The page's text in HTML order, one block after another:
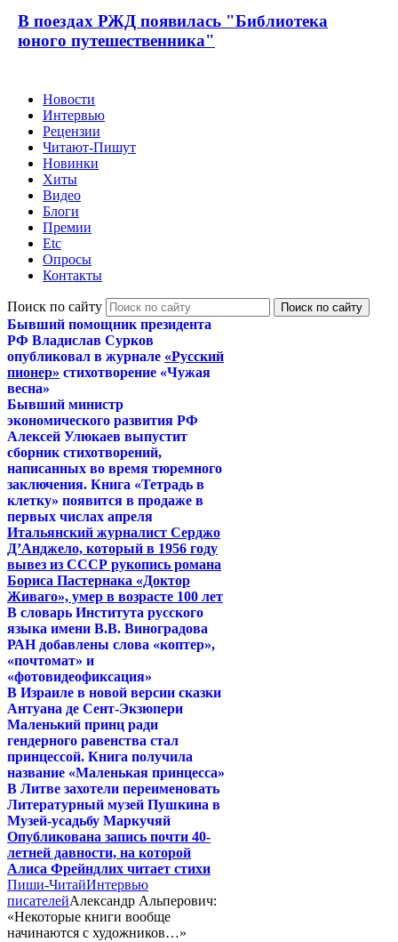
В поездах РЖД появилась "Библиотека
юного путешественника"
Новости
Интервью
Рецензии
Читают-Пишут
Новинки
Хиты
Видео
Блоги
Премии
Etc
Опросы
Контакты
Поиск по сайту
Бывший помощник президента
РФ Владислав Сурков
опубликовал в журнале «Русский
пионер» стихотворение «Чужая
весна»
Бывший министр
экономического развития РФ
Алексей Улюкаев выпустит
сборник стихотворений,
написанных во время тюремного
заключения. Книга «Тетрадь в
клетку» появится в продаже в
первых числах апреля
Итальянский журналист Серджо
Д’Анджело, который в 1956 году
вывез из СССР рукопись романа
Бориса Пастернака «Доктор
Живаго», умер в возрасте 100 лет
В словарь Института русского
языка имени В.В. Виноградова
РАН добавлены слова «коптер»,
«почтомат» и
«фотовидеофиксация»
В Израиле в новой версии сказки
Антуана де Сент-Экзюпери
Маленький принц ради
гендерного равенства стал
принцессой. Книга получила
название «Маленькая принцесса»
В Литве захотели переименовать
Литературный музей Пушкина в
Музей-усадьбу Маркучяй
Опубликована запись почти 40-
летней давности, на которой
Алиса Фрейндлих читает стихи
Пиши-ЧитайИнтервью
писателейАлександр Альперович:
«Некоторые книги вообще
начинаются с художников…»